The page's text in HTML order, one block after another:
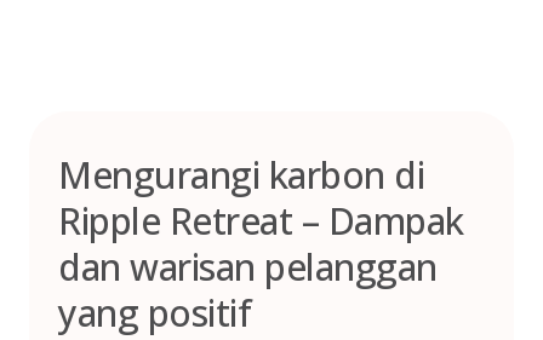
Mengurangi karbon di
Ripple Retreat – Dampak
dan warisan pelanggan
yang positif